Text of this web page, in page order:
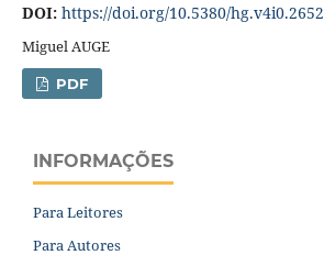
DOI: https://doi.org/10.5380/hg.v4i0.2652
Miguel AUGE
PDF
INFORMAÇÕES
Para Leitores
Para Autores